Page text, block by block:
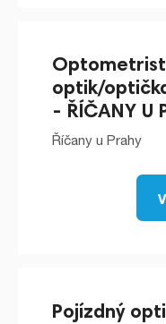
optik/
- ŘÍČANY U
Říčany u Prahy
Pojízdný